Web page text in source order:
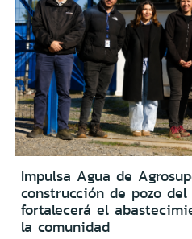
Impulsa Agua de
construcción de pozo
fortalecerá el
la comunidad